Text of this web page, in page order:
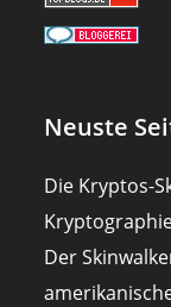
Neuste
Die Kryptos-
Der